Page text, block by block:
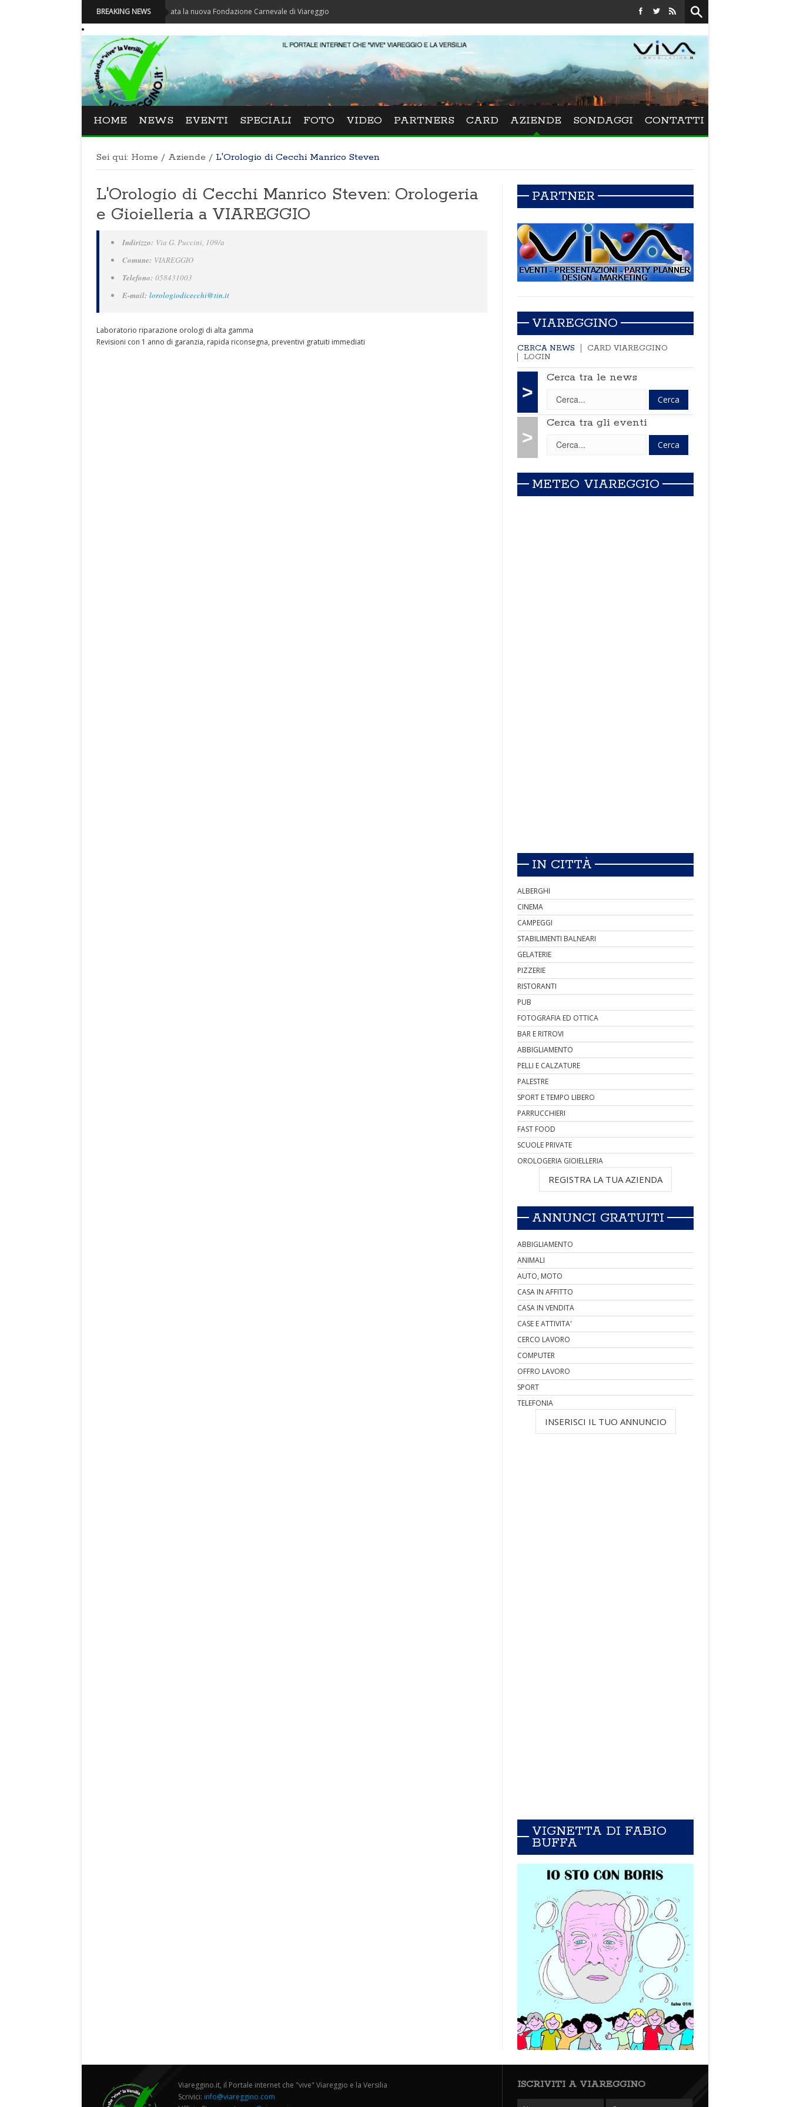
BREAKING NEWS
Carnevale - Nominata la nuova Fondazione Carnevale di Viareggio Festival La Versiliana - La direttrice lucchese Beatrice
HOME NEWS EVENTI SPECIALI FOTO VIDEO PARTNERS CARD AZIENDE SONDAGGI CONTATTI
Sei qui: Home / Aziende / L'Orologio di Cecchi Manrico Steven
L'Orologio di Cecchi Manrico Steven: Orologeria
e Gioielleria a VIAREGGIO
Indirizzo: Via G. Puccini, 109/a
Comune: VIAREGGIO
Telefono: 058431003
E-mail: lorologiodicecchi@tin.it
Laboratorio riparazione orologi di alta gamma
Revisioni con 1 anno di garanzia, rapida riconsegna, preventivi gratuiti immediati
PARTNER
VIAREGGINO
CERCA NEWS
CARD VIAREGGINO
LOGIN
>
Cerca tra le news
>
Cerca tra gli eventi
METEO VIAREGGIO
IN CITTÀ
ALBERGHI
CINEMA
CAMPEGGI
STABILIMENTI BALNEARI
GELATERIE
PIZZERIE
RISTORANTI
PUB
FOTOGRAFIA ED OTTICA
BAR E RITROVI
ABBIGLIAMENTO
PELLI E CALZATURE
PALESTRE
SPORT E TEMPO LIBERO
PARRUCCHIERI
FAST FOOD
SCUOLE PRIVATE
OROLOGERIA GIOIELLERIA
REGISTRA LA TUA AZIENDA
ANNUNCI GRATUITI
ABBIGLIAMENTO
ANIMALI
AUTO, MOTO
CASA IN AFFITTO
CASA IN VENDITA
CASE E ATTIVITA'
CERCO LAVORO
COMPUTER
OFFRO LAVORO
SPORT
TELEFONIA
INSERISCI IL TUO ANNUNCIO
VIGNETTA DI FABIO
BUFFA
Viareggino.it, il Portale internet che "vive" Viareggio e la Versilia
Scrivici: info@viareggino.com
ISCRIVITI A VIAREGGINO